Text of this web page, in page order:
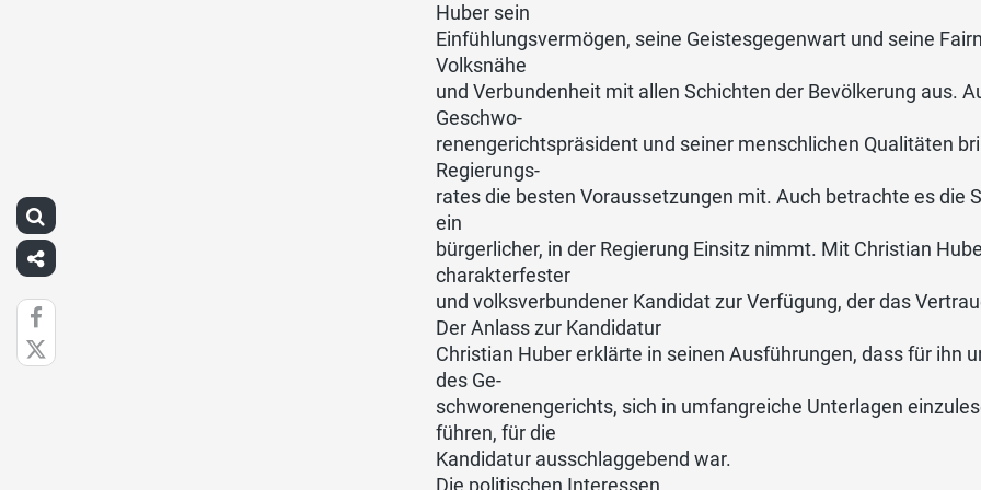
Huber sein
Einfühlungsvermögen, seine Geistesgegenwart und seine
Volksnähe
und Verbundenheit mit allen Schichten der Bevölkerung aus.
Geschwo-
renengerichtspräsident und seiner menschlichen Qualitäten
Regierungs-
rates die besten Voraussetzungen mit. Auch betrachte es die
ein
bürgerlicher, in der Regierung Einsitz nimmt. Mit Christian
charakterfester
und volksverbundener Kandidat zur Verfügung, der das
Der Anlass zur Kandidatur
Christian Huber erklärte in seinen Ausführungen, dass für ihn
des Ge-
schworenengerichts, sich in umfangreiche Unterlagen
führen, für die
Kandidatur ausschlaggebend war.
Die politischen Interessen